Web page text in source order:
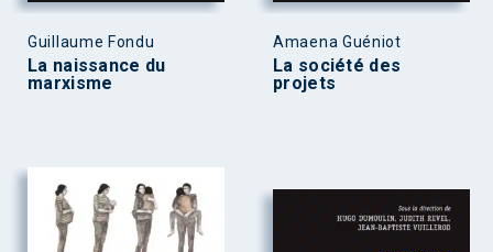
Guillaume Fondu
La naissance du
marxisme
Amaena Guéniot
La société des
projets